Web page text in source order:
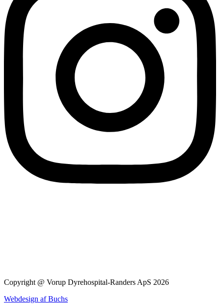
Copyright @ Vorup Dyrehospital-Randers ApS 2026
Webdesign af Buchs